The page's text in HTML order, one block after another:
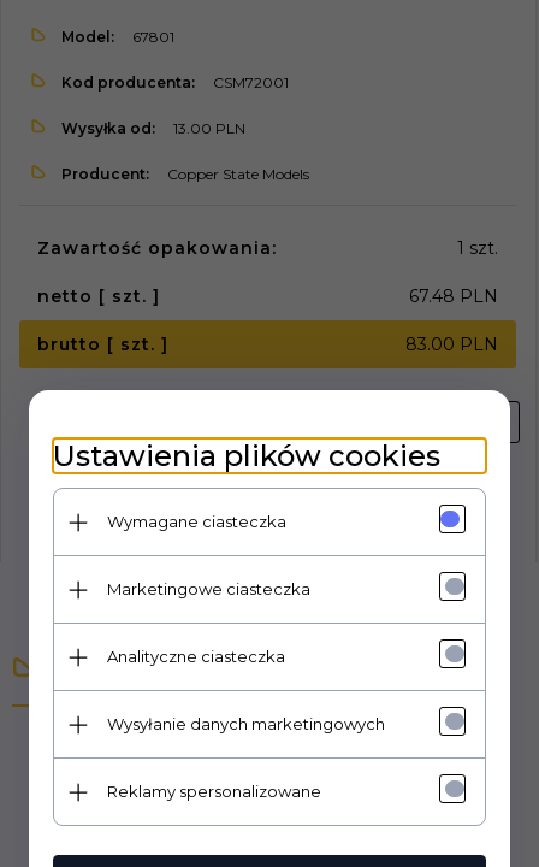
Model: 67801
Kod producenta: CSM72001
Wysyłka od: 13.00 PLN
Producent: Copper State Models
Zawartość opakowania: 1 szt.
netto [ szt. ] 67.48 PLN
brutto [ szt. ] 83.00 PLN
Opis produktu
Ustawienia plików cookies
Wymagane ciasteczka
Marketingowe ciasteczka
Analityczne ciasteczka
Wysyłanie danych marketingowych
Reklamy spersonalizowane